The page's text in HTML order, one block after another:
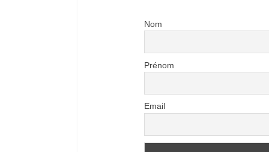
Nom
Prénom
Email